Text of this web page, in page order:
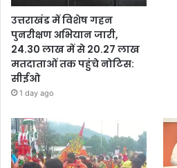
उत्तराखंड में विशेष गहन
पुनरीक्षण अभियान जारी,
24.30 लाख में से 20.27 लाख
मतदाताओं तक पहुंचे नोटिस:
सीईओ
1 day ago